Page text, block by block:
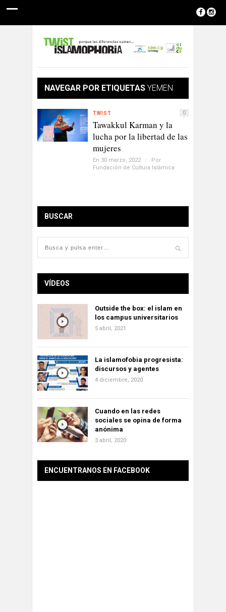
NAVEGAR POR ETIQUETAS YEMEN
TWIST 0
Tawakkul Karman y la
lucha por la libertad de las
mujeres
En 30 marzo, 2022 /
Por
Fundación de Cultura Islámica
BUSCAR
VÍDEOS
Outside the box: el islam en
los campus universitarios
5 abril, 2021
La islamofobia progresista:
discursos y agentes
4 diciembre, 2020
Cuando en las redes
sociales se opina de forma
anónima
3 abril, 2020
ENCUENTRANOS EN FACEBOOK